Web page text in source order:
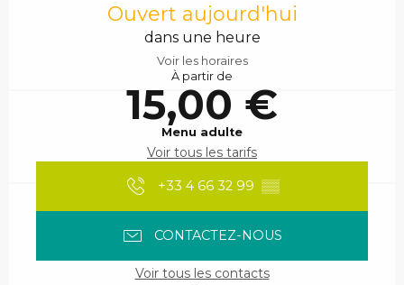
Ouvert aujourd'hui
dans une heure
Voir les horaires
À partir de
15,00 €
Menu adulte
Voir tous les tarifs
+33 4 66 32 99 ▒▒
CONTACTEZ-NOUS
Voir tous les contacts